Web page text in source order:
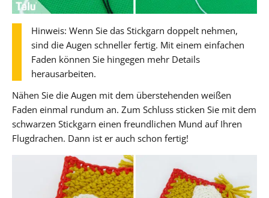
Hinweis: Wenn Sie das Stickgarn doppelt nehmen,
sind die Augen schneller fertig. Mit einem einfachen
Faden können Sie hingegen mehr Details
herausarbeiten.
Nähen Sie die Augen mit dem überstehenden weißen
Faden einmal rundum an. Zum Schluss sticken Sie mit dem
schwarzen Stickgarn einen freundlichen Mund auf Ihren
Flugdrachen. Dann ist er auch schon fertig!